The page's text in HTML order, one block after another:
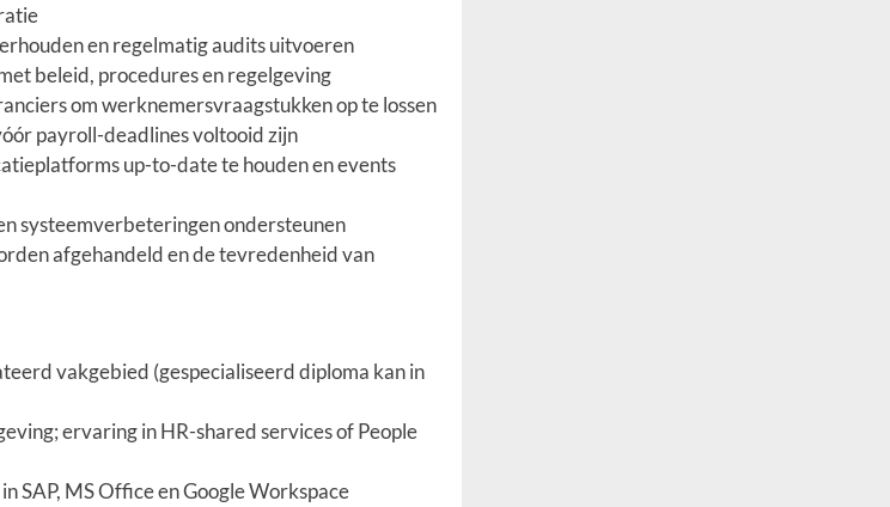
en regelmatig audits uitvoeren
beleid, procedures en regelgeving
om werknemersvraagstukken op te lossen
payroll-deadlines voltooid zijn
up-to-date te houden en events
systeemverbeteringen ondersteunen
afgehandeld en de tevreden­heid van
vakgebied (gespecialiseerd diploma kan in
ervaring in HR-shared services of People
SAP, MS Office en Google Workspace